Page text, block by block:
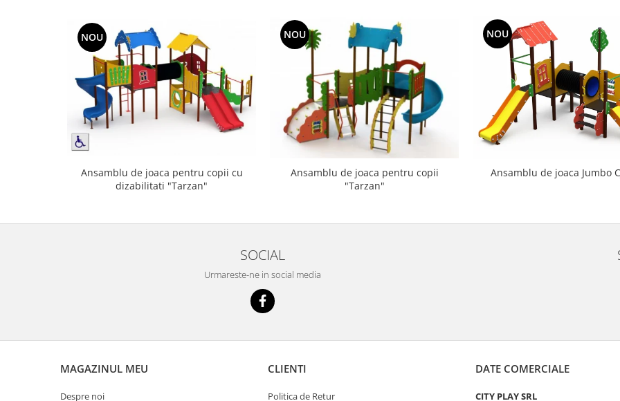
NOU
Ansamblu de joaca pentru copii cu
dizabilitati "Tarzan"
NOU
Ansamblu de joaca pentru copii
"Tarzan"
NOU
Ansamblu de joaca Jumbo
SOCIAL
Urmareste-ne in social media
MAGAZINUL MEU
Despre noi
CLIENTI
Politica de Retur
DATE COMERCIALE
CITY PLAY SRL